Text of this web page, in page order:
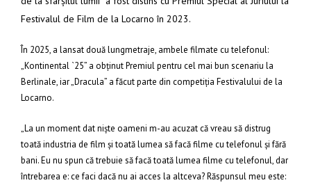
Festivalul de Film de la Locarno în 2023.
În 2025, a lansat două lungmetraje, ambele filmate cu telefonul:
„Kontinental `25” a obţinut Premiul pentru cel mai bun scenariu la
Berlinale, iar „Dracula” a făcut parte din competiţia Festivalului de la
Locarno.
„La un moment dat niște oameni m-au acuzat că vreau să distrug
toată industria de film și toată lumea să facă filme cu telefonul și fără
bani. Eu nu spun că trebuie să facă toată lumea filme cu telefonul, dar
întrebarea e: ce faci dacă nu ai acces la altceva? Răspunsul meu este: